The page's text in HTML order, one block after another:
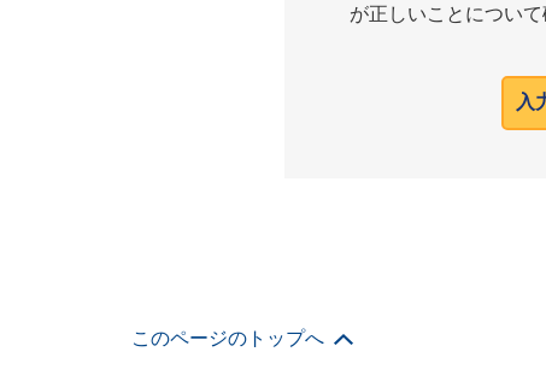
が正しいことについ
入
このページのトップへ